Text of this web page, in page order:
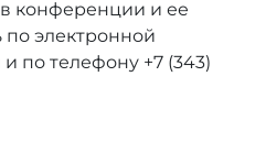
конференции и ее
по электронной
и по телефону +7 (343)